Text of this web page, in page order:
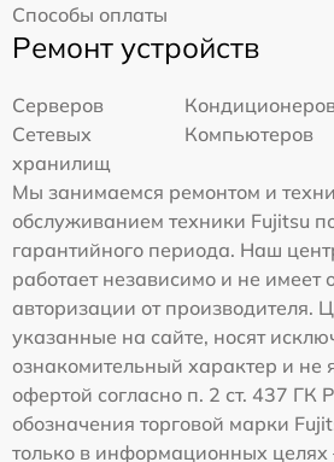
Способы оплаты
Ремонт устройств
Серверов
Сетевых
хранилищ
Компьютеров
Мы занимаемся ремонтом и
обслуживанием техники Fujitsu
гарантийного периода. Наш
работает независимо и не имеет
авторизации от производителя.
указанные на сайте, носят
ознакомительный характер и не
офертой согласно п. 2 ст. 437 ГК
обозначения торговой марки
только в информационных целях